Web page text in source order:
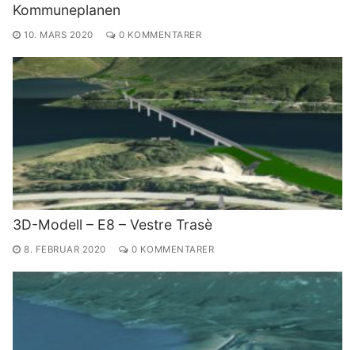
Kommuneplanen
10. MARS 2020 0 KOMMENTARER
3D-Modell – E8 – Vestre Trasè
8. FEBRUAR 2020 0 KOMMENTARER